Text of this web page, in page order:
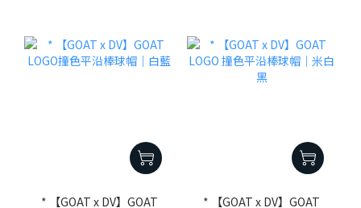
* 【GOAT x DV】GOAT * 【GOAT x DV】GOAT